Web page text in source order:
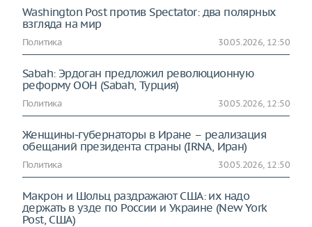
Washington Post против Spectator: два полярных
взгляда на мир
Политика 30.05.2026, 12:50
Sabah: Эрдоган предложил революционную
реформу ООН (Sabah, Турция)
Политика 30.05.2026, 12:50
Женщины-губернаторы в Иране – реализация
обещаний президента страны (IRNA, Иран)
Политика 30.05.2026, 12:50
Макрон и Шольц раздражают США: их надо
держать в узде по России и Украине (New York
Post, США)